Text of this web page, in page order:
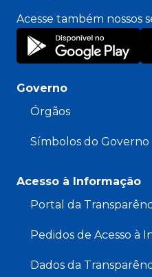
Acesse também nossos
Governo
Órgãos
Símbolos do Governo
Acesso à Informação
Portal da
Pedidos de Acesso à
Dados da